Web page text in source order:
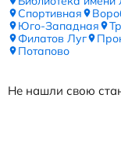
Спортивная
Юго-Западная
Филатов Луг
Потапово
Не нашли свою